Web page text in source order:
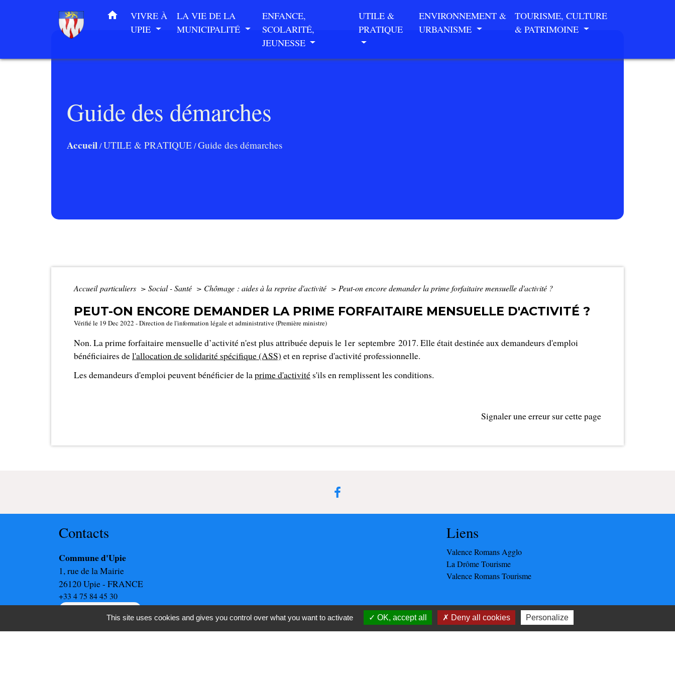
home
VIVRE À
UPIE
LA VIE DE LA
MUNICIPALITÉ
ENFANCE,
SCOLARITÉ,
JEUNESSE
UTILE &
PRATIQUE
ENVIRONNEMENT &
URBANISME
TOURISME, CULTURE
& PATRIMOINE
Guide des démarches
Accueil/UTILE & PRATIQUE/Guide des démarches
Accueil particuliers > Social - Santé > Chômage : aides à la reprise d'activité > Peut-on encore demander la prime forfaitaire mensuelle d'activité ?
PEUT-ON ENCORE DEMANDER LA PRIME FORFAITAIRE MENSUELLE D'ACTIVITÉ ?
Vérifié le 19 Dec 2022 - Direction de l'information légale et administrative (Première ministre)
Non. La prime forfaitaire mensuelle d’activité n'est plus attribuée depuis le 1er septembre 2017. Elle était destinée aux demandeurs d'emploi
bénéficiaires del'allocation de solidarité spécifique (ASS) et en reprise d'activité professionnelle.
Les demandeurs d'emploi peuvent bénéficier de laprime d'activité s'ils en remplissent les conditions.
Signaler une erreur sur cette page
Contacts
Commune d'Upie
1, rue de la Mairie
26120 Upie - FRANCE
+33 4 75 84 45 30
Liens
Valence Romans Agglo
La Drôme Tourisme
Valence Romans Tourisme
This site uses cookies and gives you control over what you want to activate OK, accept all Deny all cookies Personalize